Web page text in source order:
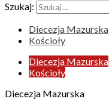
Szukaj:
Diecezja Mazurska
Kościoły
Diecezja Mazurska
Kościoły
Diecezja Mazurska